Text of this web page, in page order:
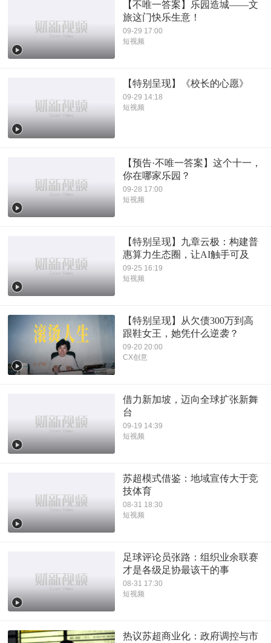
【不唯一答案】乐园造城——文
旅这门快乐生意！
09-29 17:00
短视频
【特别呈现】《校长的心愿》
09-29 14:18
短视频
【预告·不唯一答案】这个十一，
你在哪家乐园？
09-28 17:00
短视频
【特别呈现】九章云极：构建普
惠算力生态圈，让AI触手可及
09-25 16:19
短视频
【特别呈现】从欠债300万到高
跟鞋女王，她凭什么逆袭？
09-20 20:00
CX创意
借力新加坡，迈向全球扩张新舞
台
09-19 14:39
短视频
苏超模式借鉴：地域宣传大于竞
技体育
08-31 18:30
短视频
足球评论员张路：组织业余联赛
才是各级足协最该干的事
08-31 17:30
短视频
热议苏超商业化：政府调控与市